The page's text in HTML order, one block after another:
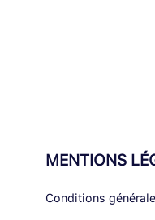
MENTIONS
Conditions